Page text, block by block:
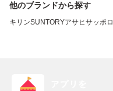
他のブランドから探す
キリンSUNTORYアサヒサッポロ